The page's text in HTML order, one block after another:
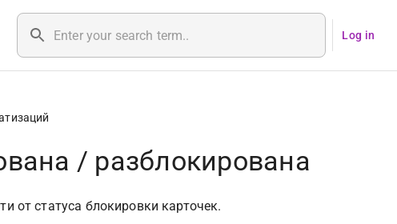
Log in
/ разблокирована
от статуса блокировки карточек.